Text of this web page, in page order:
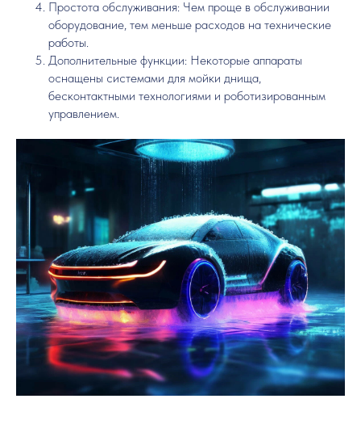
Простота обслуживания: Чем проще в обслуживании
оборудование, тем меньше расходов на технические
работы.
Дополнительные функции: Некоторые аппараты
оснащены системами для мойки днища,
бесконтактными технологиями и роботизированным
управлением.